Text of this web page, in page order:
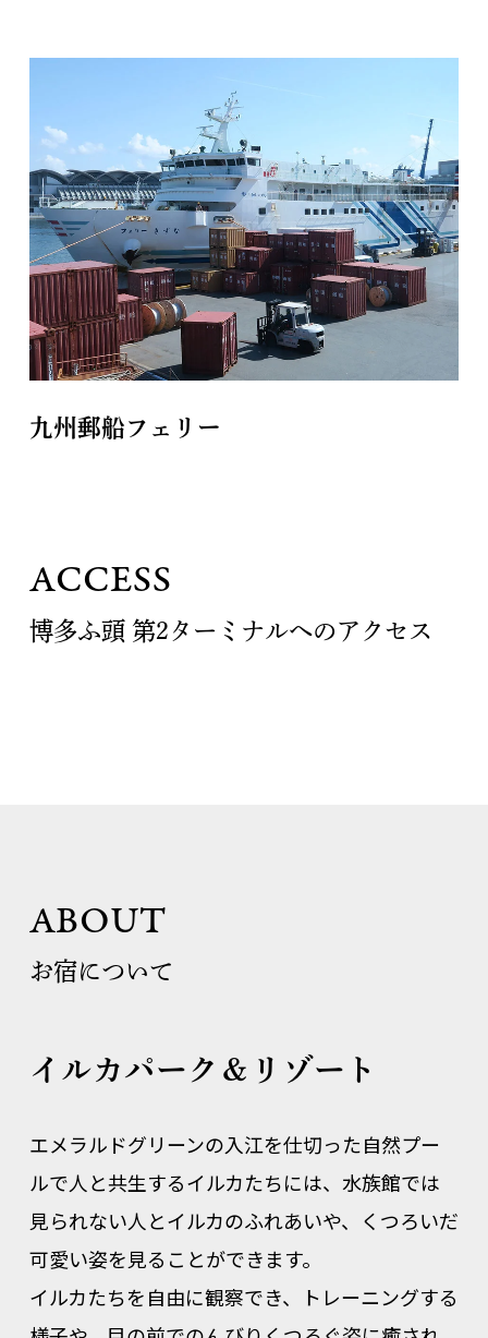
九州郵船フェリー
ACCESS
博多ふ頭 第2ターミナルへのアクセス
ABOUT
お宿について
イルカパーク＆リゾート
エメラルドグリーンの入江を仕切った自然プー
ルで人と共生するイルカたちには、水族館では
見られない人とイルカのふれあいや、くつろいだ
可愛い姿を見ることができます。
イルカたちを自由に観察でき、トレーニングする